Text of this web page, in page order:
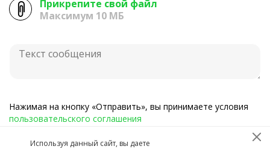
Прикрепите свой файл
Максимум 10 МБ
Нажимая на кнопку «Отправить», вы принимаете условия
пользовательского соглашения
Используя данный сайт, вы даете